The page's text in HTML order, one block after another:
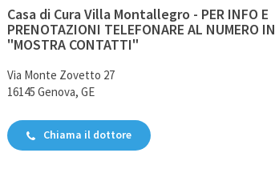
Casa di Cura Villa Montallegro - PER INFO E
PRENOTAZIONI TELEFONARE AL NUMERO IN
"MOSTRA CONTATTI"
Via Monte Zovetto 27
16145 Genova, GE
Chiama il dottore